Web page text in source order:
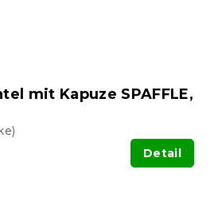
mit Kapuze SPAFFLE,
Detail